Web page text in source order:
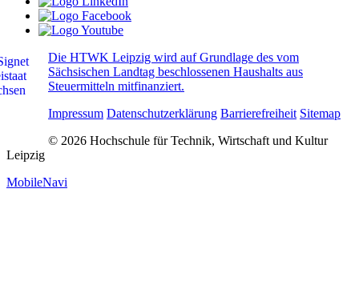
Die HTWK Leipzig wird auf Grundlage des vom
Sächsischen Landtag beschlossenen Haushalts aus
Steuermitteln mitfinanziert.
Impressum Datenschutzerklärung Barrierefreiheit Sitemap
© 2026 Hochschule für Technik, Wirtschaft und Kultur
Leipzig
MobileNavi